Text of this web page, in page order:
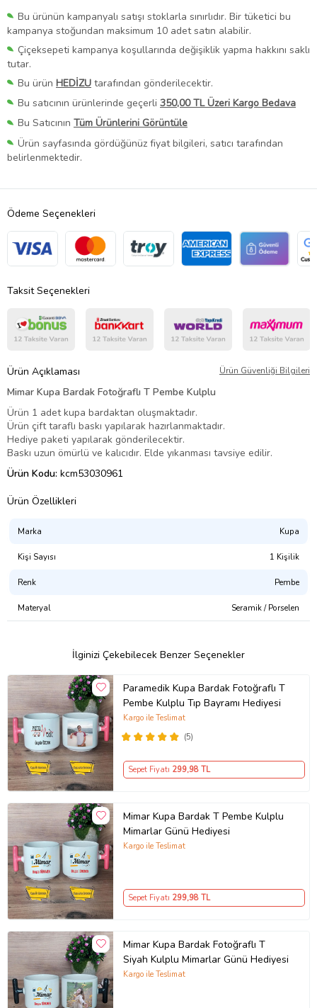
Bu ürünün kampanyalı satışı stoklarla sınırlıdır. Bir tüketici bu
kampanya stoğundan maksimum 10 adet satın alabilir.
Çiçeksepeti kampanya koşullarında değişiklik yapma hakkını saklı
tutar.
Bu ürün HEDİZU tarafından gönderilecektir.
Bu satıcının ürünlerinde geçerli 350,00 TL Üzeri Kargo Bedava
Bu Satıcının Tüm Ürünlerini Görüntüle
Ürün sayfasında gördüğünüz fiyat bilgileri, satıcı tarafından
belirlenmektedir.
Ödeme Seçenekleri
Taksit Seçenekleri
Ürün Açıklaması Ürün Güvenliği Bilgileri
Mimar Kupa Bardak Fotoğraflı T Pembe Kulplu
Ürün 1 adet kupa bardaktan oluşmaktadır.
Ürün çift taraflı baskı yapılarak hazırlanmaktadır.
Hediye paketi yapılarak gönderilecektir.
Baskı uzun ömürlü ve kalıcıdır. Elde yıkanması tavsiye edilir.
Ürün Kodu: kcm53030961
Ürün Özellikleri
Marka Kupa
Kişi Sayısı 1 Kişilik
Renk Pembe
Materyal Seramik / Porselen
İlginizi Çekebilecek Benzer Seçenekler
Paramedik Kupa Bardak Fotoğraflı T
Pembe Kulplu Tıp Bayramı Hediyesi
(5)
Kargo ile Teslimat
Sepet Fiyatı 299,98 TL
Mimar Kupa Bardak T Pembe Kulplu
Mimarlar Günü Hediyesi
Kargo ile Teslimat
Sepet Fiyatı 299,98 TL
Mimar Kupa Bardak Fotoğraflı T
Siyah Kulplu Mimarlar Günü Hediyesi
Kargo ile Teslimat